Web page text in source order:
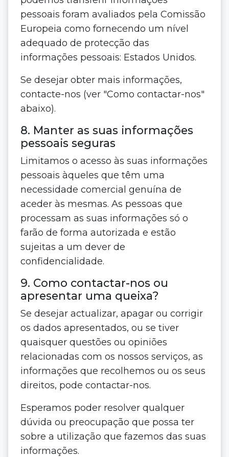
pessoais foram avaliados pela Comissão
Europeia como fornecendo um nível
adequado de protecção das
informações pessoais: Estados Unidos.
Se desejar obter mais informações,
contacte-nos (ver "Como contactar-nos"
abaixo).
8. Manter as suas informações
pessoais seguras
Limitamos o acesso às suas informações
pessoais àqueles que têm uma
necessidade comercial genuína de
aceder às mesmas. As pessoas que
processam as suas informações só o
farão de forma autorizada e estão
sujeitas a um dever de
confidencialidade.
9. Como contactar-nos ou
apresentar uma queixa?
Se desejar actualizar, apagar ou corrigir
os dados apresentados, ou se tiver
quaisquer questões ou opiniões
relacionadas com os nossos serviços, as
informações que recolhemos ou os seus
direitos, pode contactar-nos.
Esperamos poder resolver qualquer
dúvida ou preocupação que possa ter
sobre a utilização que fazemos das suas
informações.